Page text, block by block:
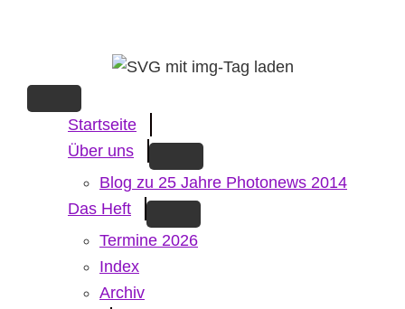
content
Startseite
Über uns
Blog zu 25 Jahre Photonews 2014
Das Heft
Termine 2026
Index
Archiv